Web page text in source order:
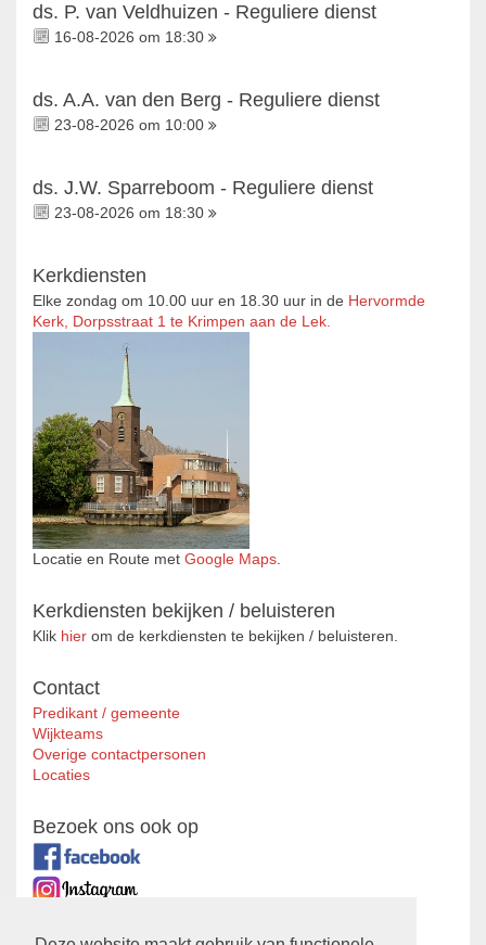
ds. P. van Veldhuizen - Reguliere dienst
16-08-2026 om 18:30
ds. A.A. van den Berg - Reguliere dienst
23-08-2026 om 10:00
ds. J.W. Sparreboom - Reguliere dienst
23-08-2026 om 18:30
Kerkdiensten
Elke zondag om 10.00 uur en 18.30 uur in de Hervormde
Kerk, Dorpsstraat 1 te Krimpen aan de Lek.
Locatie en Route met Google Maps.
Kerkdiensten bekijken / beluisteren
Klik hier om de kerkdiensten te bekijken / beluisteren.
Contact
Predikant / gemeente
Wijkteams
Overige contactpersonen
Locaties
Bezoek ons ook op